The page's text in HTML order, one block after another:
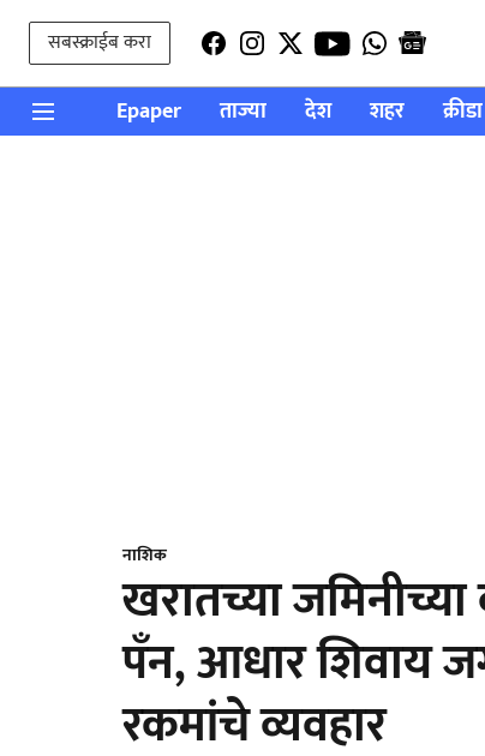
सबस्क्राईब करा
Epaper ताज्या देश शहर क्रीडा
नाशिक
खरातच्या
पँन, आधार शिवाय
रकमांचे व्यवहार